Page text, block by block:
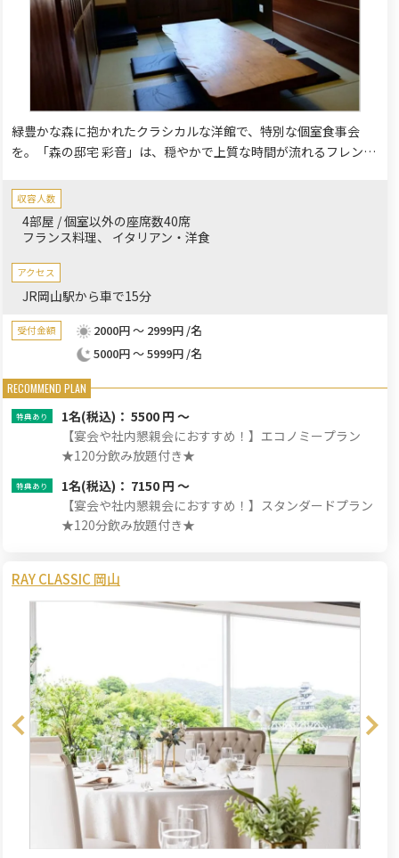
緑豊かな森に抱かれたクラシカルな洋館で、特別な個室食事会
を。「森の邸宅 彩音」は、穏やかで上質な時間が流れるフレンチ
グからは、四季折々の美しい庭園が広がり、訪れる人々を魅了し
ます。
収容人数
4部屋 / 個室以外の座席数40席
フランス料理
イタリアン・洋食
アクセス
JR岡山駅から車で15分
受付金額
2000円 ～ 2999円 /名
5000円 ～ 5999円 /名
1名(税込)： 5500 円 ～
【宴会や社内懇親会におすすめ！】エコノミープラン
★120分飲み放題付き★
1名(税込)： 7150 円 ～
【宴会や社内懇親会におすすめ！】スタンダードプラン
★120分飲み放題付き★
RAY CLASSIC 岡山